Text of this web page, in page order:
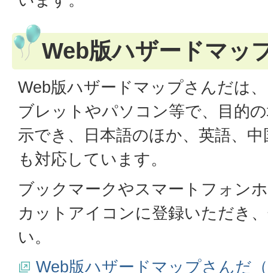
Web版ハザードマッ
Web版ハザードマップさんだは
ブレットやパソコン等で、目的
示でき、日本語のほか、英語、
も対応しています。
ブックマークやスマートフォン
カットアイコンに登録いただき
い。
Web版ハザードマップさんだ